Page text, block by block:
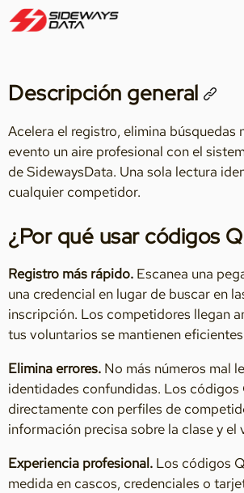
Descripción general
Acelera el registro, elimina búsquedas
evento un aire profesional con el
de SidewaysData. Una sola lectura
cualquier competidor.
¿Por qué usar códigos
Registro más rápido. Escanea una
una credencial en lugar de buscar en
inscripción. Los competidores llegan
tus voluntarios se mantienen
Elimina errores. No más números mal
identidades confundidas. Los códigos
directamente con perfiles de
información precisa sobre la clase y el
Experiencia profesional. Los códigos
medida en cascos, credenciales o